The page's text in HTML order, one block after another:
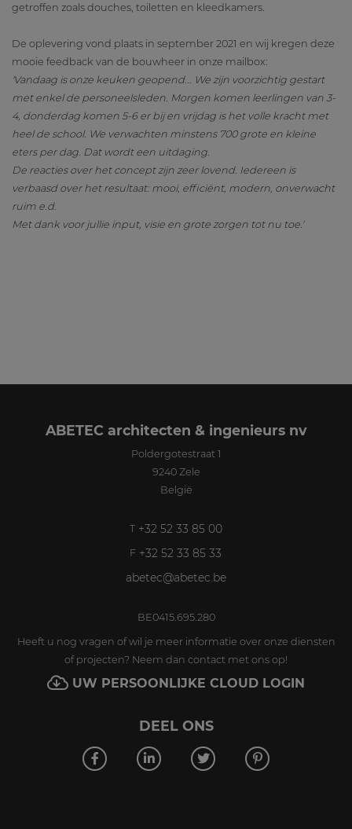
getroffen zoals douches, toiletten en kleedkamers.
De oplevering vond plaats in september 2021 en wij kregen deze
mooie feedback van de bouwheer in onze mailbox:
'Vandaag is onze keuken geopend... We zijn voorzichtig gestart
met enkel de personeelsleden. Morgen komen leerlingen van 3-
4, donderdag komen 5-6 er bij en vrijdag is het volle kracht met
heel de school. We verwachten minstens 700 grote en kleine
eters per dag. Dat wordt een uitdaging.
De reacties over het concept zijn zeer lovend. Iedereen is
verbaasd over het resultaat: mooi, efficiënt, modern, onverwacht
ruim e.d.
Met dank voor jullie input, visie en grote zorgen tot nu toe.'
ABETEC architecten & ingenieurs nv
Poldergotestraat 1
9240 Zele
België
T +32 52 33 85 00
F +32 52 33 85 33
abetec@abetec.be
BE0415.695.280
Heeft u nog vragen of wil je meer informatie over onze diensten
of projecten? Neem dan contact met ons op!
UW PERSOONLIJKE CLOUD LOGIN
DEEL ONS